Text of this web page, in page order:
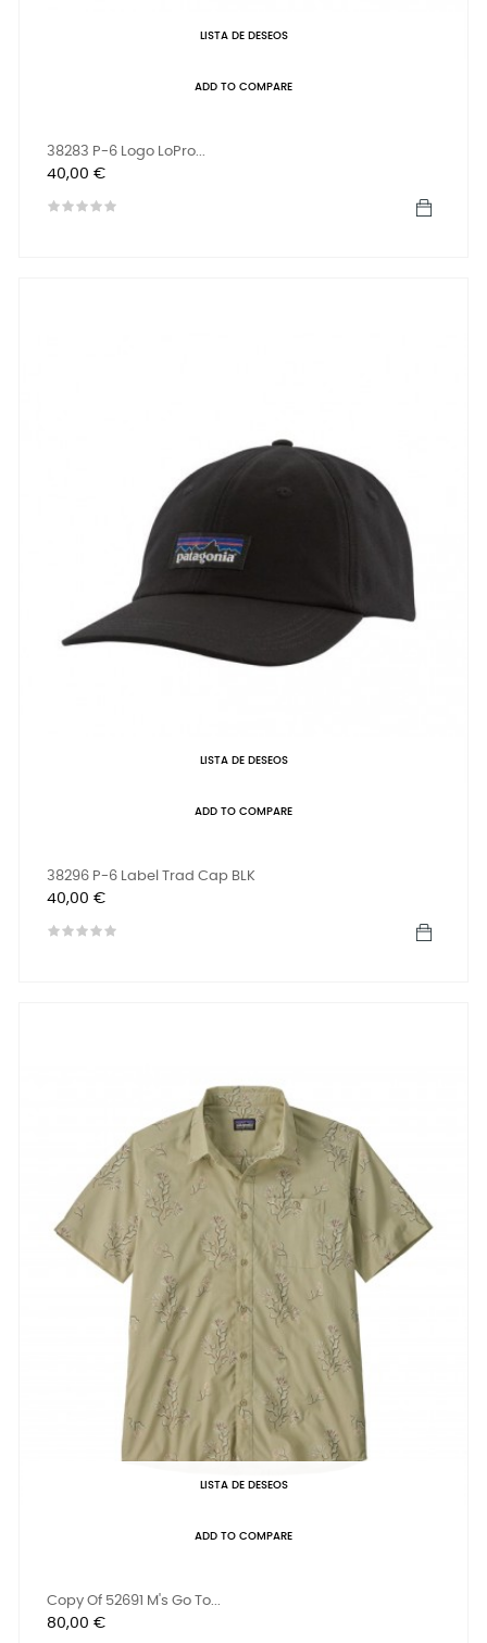
LISTA DE DESEOS
ADD TO COMPARE
38283 P-6 Logo LoPro...
Precio
40,00 €
LISTA DE DESEOS
ADD TO COMPARE
38296 P-6 Label Trad Cap BLK
Precio
40,00 €
LISTA DE DESEOS
ADD TO COMPARE
Copy Of 52691 M's Go To...
Precio
80,00 €